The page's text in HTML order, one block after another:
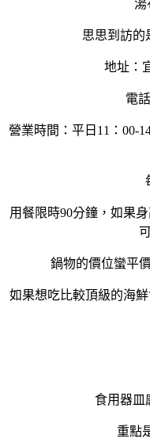
湯
思思到訪的
地址：
電
營業時間：平日11：00-
用餐限時90分鐘，如果
鍋物的價位蠻平
如果想吃比較頂級的海
食用器皿
重點